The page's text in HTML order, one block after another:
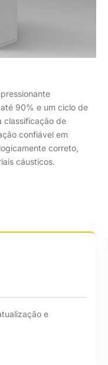
90% e um ciclo de
classificação de
confiável em
correto,
cáusticos.
e